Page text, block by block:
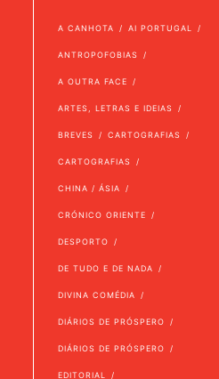
A CANHOTA AI PORTUGAL
ANTROPOFOBIAS
A OUTRA FACE
ARTES, LETRAS E IDEIAS
BREVES CARTOGRAFIAS
CARTOGRAFIAS
CHINA / ÁSIA
CRÓNICO ORIENTE
DESPORTO
DE TUDO E DE NADA
DIVINA COMÉDIA
DIÁRIOS DE PRÓSPERO
DIÁRIOS DE PRÓSPERO
EDITORIAL